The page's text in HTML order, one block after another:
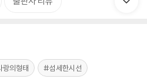
의형태 #섬세한시선